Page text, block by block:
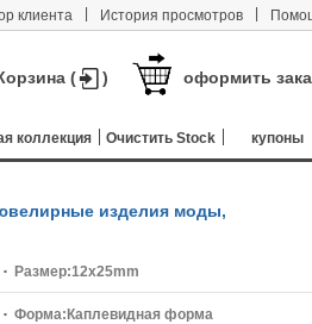
клиента История просмотров
( ) оформить
коллекция Очистить Stock купоны
изделия моды,
Размер:12x25mm
Форма: Каплевидная форма